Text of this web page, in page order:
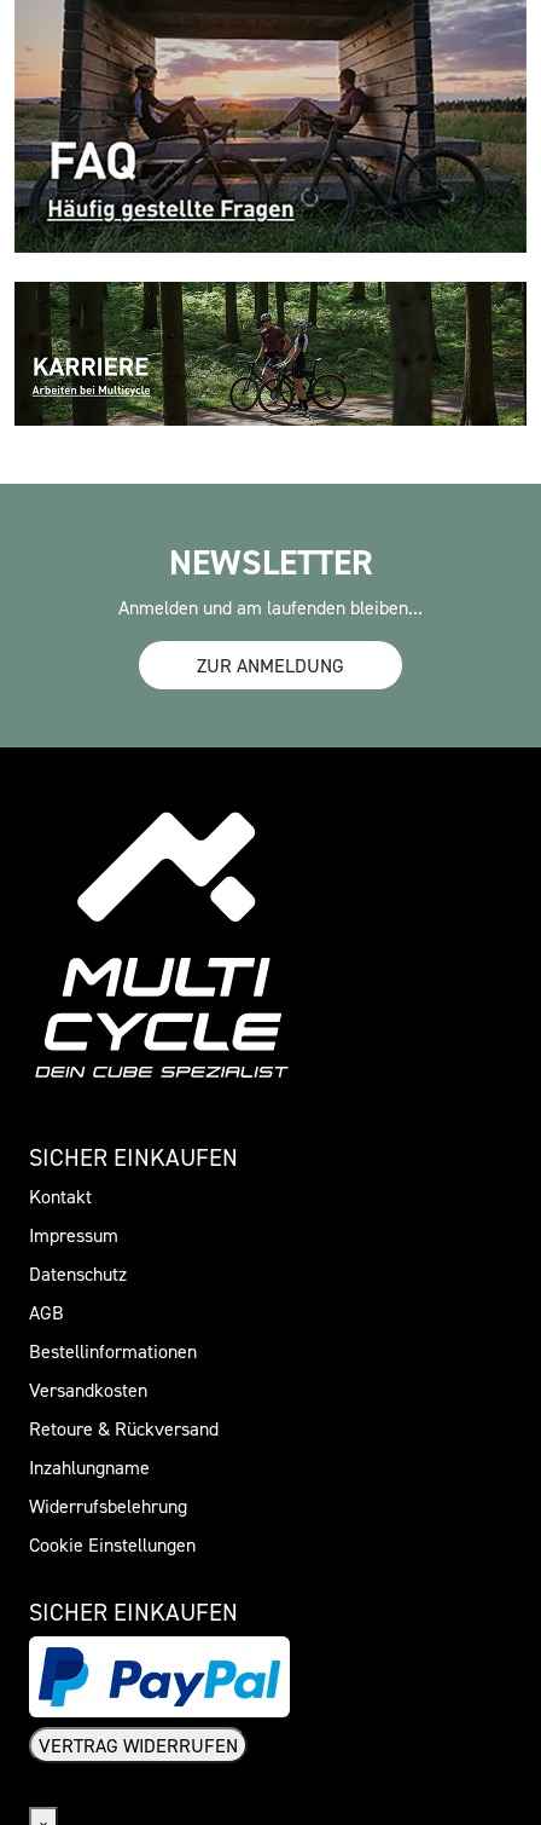
NEWSLETTER
Anmelden und am laufenden bleiben...
ZUR ANMELDUNG
SICHER EINKAUFEN
Kontakt
Impressum
Datenschutz
AGB
Bestellinformationen
Versandkosten
Retoure & Rückversand
Inzahlungname
Widerrufsbelehrung
Cookie Einstellungen
SICHER EINKAUFEN
VERTRAG WIDERRUFEN